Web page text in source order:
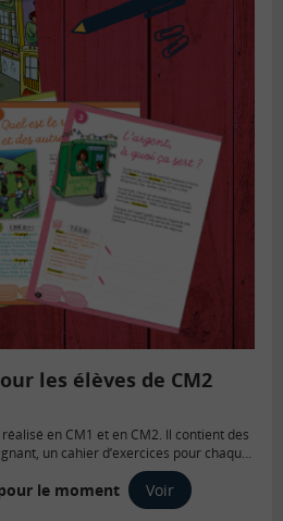
les élèves de CM2
en CM1 et en CM2. Il contient des
un cahier d’exercices pour chaque
le moment Voir